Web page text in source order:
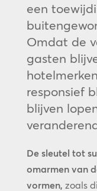
een
Omdat de
gasten
responsief
blijven
De sleutel tot
omarmen van
vormen, zoals